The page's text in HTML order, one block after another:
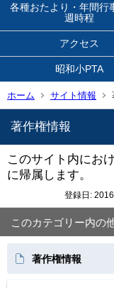
各種おたより・年間行
週時程
アクセス
昭和小PTA
ホーム サイト情報
著作権情報
このサイト内にお
に帰属します。
登録日:
このカテゴリー内の
著作権情報